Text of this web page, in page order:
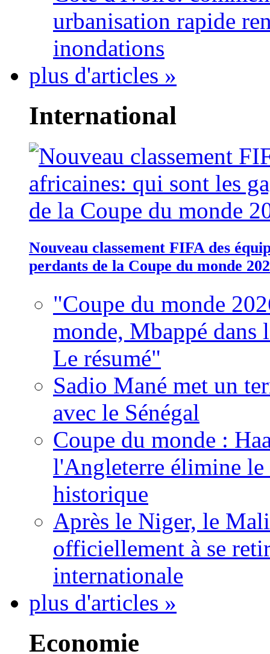
urbanisation rapide
inondations
plus d'articles »
International
Nouveau classement FIFA des
perdants de la Coupe du monde
"Coupe du monde
monde, Mbappé dans
Le résumé"
Sadio Mané met un
avec le Sénégal
Coupe du monde :
l'Angleterre élimine
historique
Après le Niger, le
officiellement à se
internationale
plus d'articles »
Economie